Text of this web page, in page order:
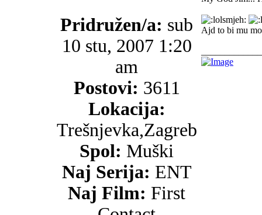
Pridružen/a: sub
10 stu, 2007 1:20
am
Postovi: 3611
Lokacija:
Trešnjevka,Zagreb
Spol: Muški
Naj Serija: ENT
Naj Film: First
Ajd to bi mu